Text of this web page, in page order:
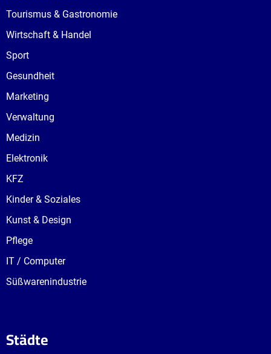
Tourismus & Gastronomie
Wirtschaft & Handel
Sport
Gesundheit
Marketing
Verwaltung
Medizin
Elektronik
KFZ
Kinder & Soziales
Kunst & Design
Pflege
IT / Computer
Süßwarenindustrie
Städte